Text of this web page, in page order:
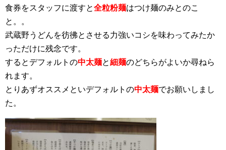
食券をスタッフに渡すと全粒粉麺はつけ麺のみとのこ
と。。
武蔵野うどんを彷彿とさせる力強いコシを味わってみたか
っただけに残念です。
するとデフォルトの中太麺と細麺のどちらがよいか尋ねら
れます。
とりあずオススメといデフォルトの中太麺でお願いしまし
た。